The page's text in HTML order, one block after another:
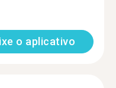
o aplicativo